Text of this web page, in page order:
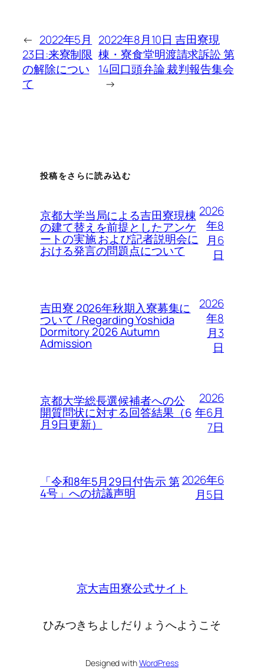
← 2022年5月
23日:来寮制限
の解除につい
て
2022年8月10日 吉田寮現
棟・寮食堂明渡請求訴訟 第
14回口頭弁論 裁判報告集会
→
投稿をさらに読み込む
京都大学当局による吉田寮現棟
の建て替えを前提としたアンケ
ートの実施 および記者説明会に
おける発言の問題点について
2026
年8
月6
日
吉田寮 2026年秋期入寮募集に
ついて / Regarding Yoshida
Dormitory 2026 Autumn
Admission
2026
年8
月3
日
京都大学総長選候補者への公
開質問状に対する回答結果（6
月9日更新）
2026
年6月
7日
「令和8年5月29日付告示 第
4号」への抗議声明
2026年6
月5日
京大吉田寮公式サイト
ひみつきちよしだりょうへようこそ
Designed withWordPress